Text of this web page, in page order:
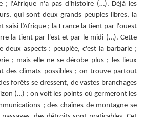
; l'Afrique n'a pas d'histoire (…). Déjà les
qui sont deux grands peuples libres, la
saisi l’Afrique ; la France la tient par l'ouest
la tient par l'est et par le midi (…). Cette
deux aspects : peuplée, c'est la barbarie ;
; mais elle ne se dérobe plus ; les lieux
des climats possibles ; on trouve partout
forêts se dressent, de vastes branchages
(…) ; on voit les points où germeront les
; des chaînes de montagne se